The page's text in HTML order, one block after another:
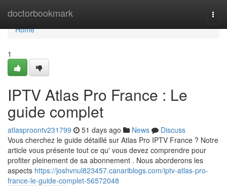
doctorbookmark
Home
Home
1
IPTV Atlas Pro France : Le
guide complet
atlasproontv231799 51 days ago News
Discuss
Vous cherchez le guide détaillé sur Atlas Pro IPTV France ? Notre
article vous présente tout ce qu' vous devez comprendre pour
profiter pleinement de sa abonnement . Nous aborderons les
aspects https://joshvnul823457.canariblogs.com/iptv-atlas-pro-
france-le-guide-complet-56572048